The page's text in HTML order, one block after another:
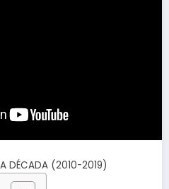
DÉCADA (2010-2019)